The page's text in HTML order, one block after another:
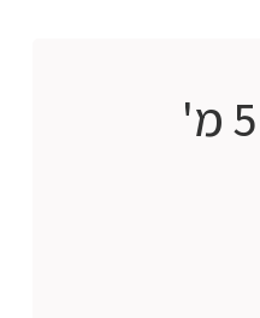
שישיית טייפ דינמי צבע גוף אורך 5 מ'